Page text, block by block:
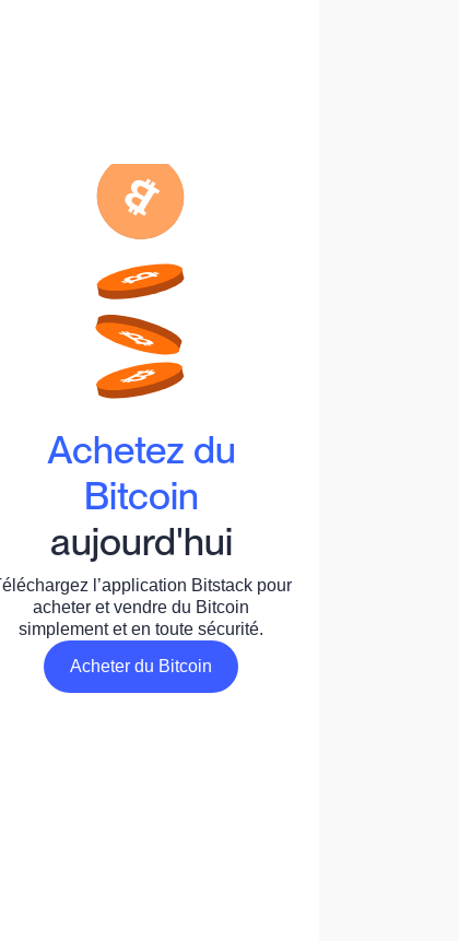
Achetez du
Bitcoin
aujourd'hui
l’application Bitstack pour
acheter et vendre du Bitcoin
simplement et en toute sécurité.
Acheter du Bitcoin
Acheter du Bitcoin